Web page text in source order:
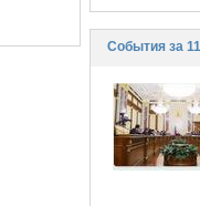
События за